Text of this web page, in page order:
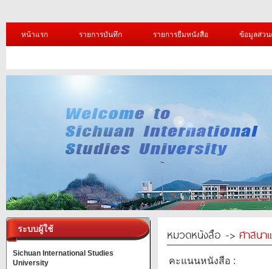
หน้าแรก รายการบันทึก รายการยืมหนังสือ ข้อมูลส่ว
ระบบผู้ใช้
Sichuan International Studies
University
หมวดหนังสือ -> ศาสนา
คะแนนหนังสือ :